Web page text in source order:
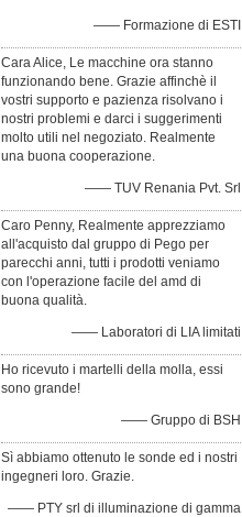
—— Formazione di ESTI
Cara Alice, Le macchine ora stanno
funzionando bene. Grazie affinchè il
vostri supporto e pazienza risolvano i
nostri problemi e darci i suggerimenti
molto utili nel negoziato. Realmente
una buona cooperazione.
—— TUV Renania Pvt. Srl
Caro Penny, Realmente apprezziamo
all'acquisto dal gruppo di Pego per
parecchi anni, tutti i prodotti veniamo
con l'operazione facile del amd di
buona qualità.
—— Laboratori di LIA limitati
Ho ricevuto i martelli della molla, essi
sono grande!
—— Gruppo di BSH
Sì abbiamo ottenuto le sonde ed i nostri
ingegneri loro. Grazie.
—— PTY srl di illuminazione di gamma